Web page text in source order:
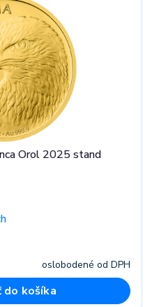
Orol 2025 stand
oslobodené od DPH
do košíka